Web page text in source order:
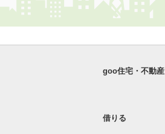
goo住宅・不動産
借りる